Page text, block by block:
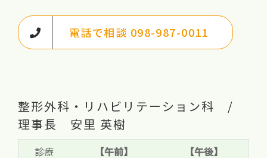
電話で相談 098-987-0011
整形外科・リハビリテーション科 /
理事長 安里 英樹
診療
【午前】
【午後】